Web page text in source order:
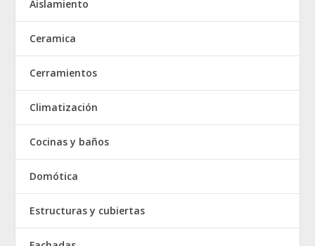
Aislamiento
Ceramica
Cerramientos
Climatización
Cocinas y baños
Domótica
Estructuras y cubiertas